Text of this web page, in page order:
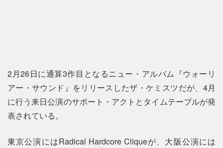
2月26日に通算3作目となるニュー・アルバム『ウォーリ
アー・サウンド』をリリースしたザ・ケミスツだが、4月
に行う来日公演のサポート・アクトとタイムテーブルが発
表されている。
東京公演にはRadical Hardcore Cliqueが、大阪公演には